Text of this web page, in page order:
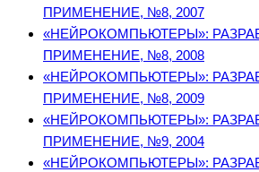
ПРИМЕНЕНИЕ, №8, 2007
«НЕЙРОКОМПЬЮТЕРЫ»:
ПРИМЕНЕНИЕ, №8, 2008
«НЕЙРОКОМПЬЮТЕРЫ»:
ПРИМЕНЕНИЕ, №8, 2009
«НЕЙРОКОМПЬЮТЕРЫ»:
ПРИМЕНЕНИЕ, №9, 2004
«НЕЙРОКОМПЬЮТЕРЫ»: